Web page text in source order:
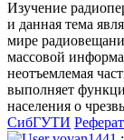
Изучение
и данная тема
мире
массовой
неотъемлемая
выполняет
населения о
СибГУТИ